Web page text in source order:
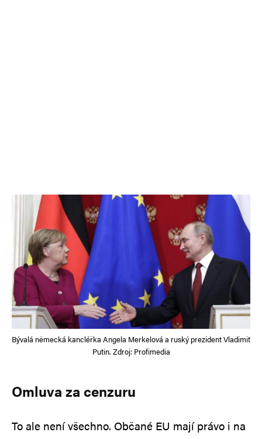
Bývalá německá kancléřka Angela Merkelová a ruský prezident Vladimit
Putin. Zdroj: Profimedia
Omluva za cenzuru
To ale není všechno. Občané EU mají právo i na